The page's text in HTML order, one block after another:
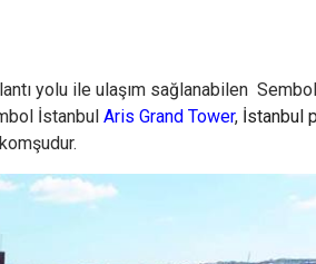
yolu ile ulaşım sağlanabilen Sembol
İstanbul Aris Grand Tower, İstanbul